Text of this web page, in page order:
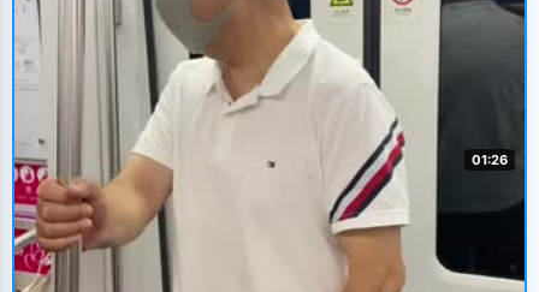
01:26
🔥 火热上新
绿色出行 编导：侯海涛